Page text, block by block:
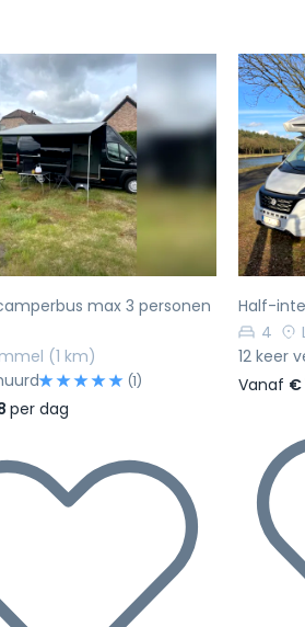
Volgende
max 3 personen
(1 km)
(1)
per dag
Half-
4
12 keer
Vanaf €